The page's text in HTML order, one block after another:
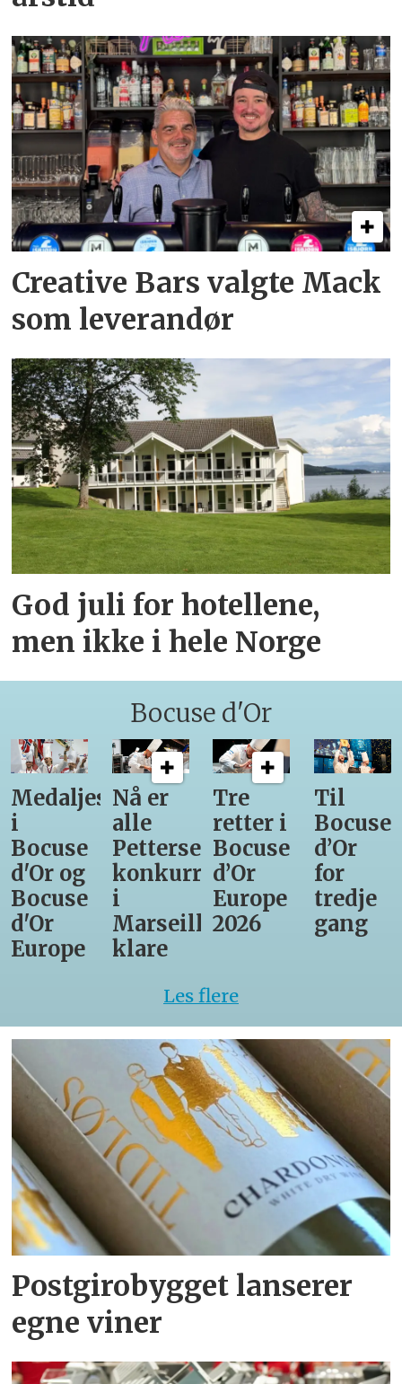
Creative Bars valgte Mack
som leverandør
God juli for hotellene,
men ikke i hele Norge
Bocuse d'Or
Medaljestatistikk
i
Bocuse
d'Or og
Bocuse
d'Or
Europe
Nå er
alle
Pettersens
konkurrenter
i
Marseille
klare
Tre
retter i
Bocuse
d’Or
Europe
2026
Til
Bocuse
d’Or
for
tredje
gang
Les flere
Postgirobygget lanserer
egne viner